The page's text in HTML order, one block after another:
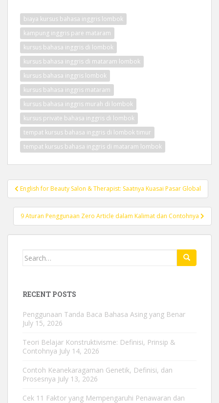
biaya kursus bahasa inggris lombok
kampung inggris pare mataram
kursus bahasa inggris di lombok
kursus bahasa inggris di mataram lombok
kursus bahasa inggris lombok
kursus bahasa inggris mataram
kursus bahasa inggris murah di lombok
kursus private bahasa inggris di lombok
tempat kursus bahasa inggris di lombok timur
tempat kursus bahasa inggris di mataram lombok
Post
navigation
English for Beauty Salon & Therapist: Saatnya Kuasai Pasar Global
9 Aturan Penggunaan Zero Article dalam Kalimat dan Contohnya
Search
RECENT POSTS
Penggunaan Tanda Baca Bahasa Asing yang Benar
July 15, 2026
Teori Belajar Konstruktivisme: Definisi, Prinsip &
Contohnya July 14, 2026
Contoh Keanekaragaman Genetik, Definisi, dan
Prosesnya July 13, 2026
Cek 11 Faktor yang Mempengaruhi Penawaran dan